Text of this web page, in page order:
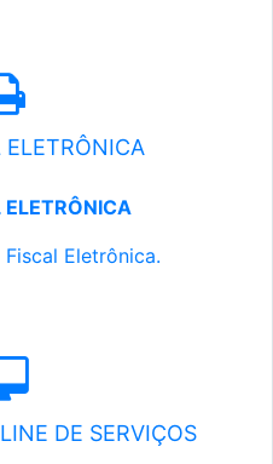
ELETRÔNICA
ELETRÔNICA
Eletrônica.
DE SERVIÇOS